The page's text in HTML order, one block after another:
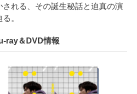
される、その誕生秘話と迫真の演
。
ray＆DVD情報